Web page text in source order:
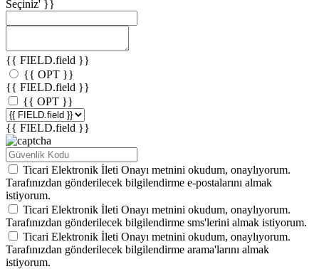
Seçiniz' }}
{{ FIELD.field }}
{{ OPT }}
{{ FIELD.field }}
{{ OPT }}
{{ FIELD.field }}
Ticari Elektronik İleti Onayı metnini okudum, onaylıyorum.
Tarafınızdan gönderilecek bilgilendirme e-postalarını almak
istiyorum.
Ticari Elektronik İleti Onayı metnini okudum, onaylıyorum.
Tarafınızdan gönderilecek bilgilendirme sms'lerini almak istiyorum.
Ticari Elektronik İleti Onayı metnini okudum, onaylıyorum.
Tarafınızdan gönderilecek bilgilendirme arama'larını almak
istiyorum.